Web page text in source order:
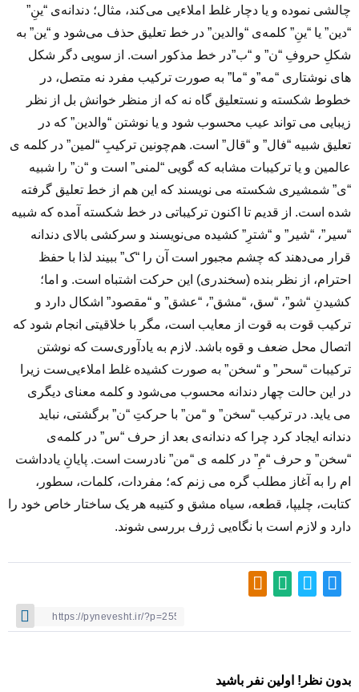
چالشی نموده و یا دچار غلط املاءیی می‌کند، مثال؛ دندانه‌ی “ینِ”
“دین” یا “ینِ” کلمه‌ی “والدین” در خط تعلیق حذف می‌شود و “ین” به
شکلِ حروفِ “ن” و “ب”در خط مذکور است. از سویی دگر شکل
های نوشتاری “مه”و “ما” به صورت ترکیب مفرد نه متصل، در
خطوط شکسته و نستعلیق گاه نه که از منظر خوانش بل از نظر
زیبایی می تواند عیب محسوب شود و یا نوشتن “والدین” که در
تعلیق شبیه “فال” و “قال” است. هم‌چونین ترکیبِ “لمین” در کلمه ی
عالمین و یا ترکیبات مشابه که گویی “لمنی” است و “ن” را شبیه
“ی” شمشیری شکسته می نویسند که این هم از خط تعلیق گرفته
شده است. از قدیم تا اکنون ترکیباتی در خط شکسته آمده که شبیه
“سیر”، “شیر” و “شترِ” کشیده می‌نویسند و سرکشی بالای دندانه
قرار می‌دهند که چشم مجبور است آن را “ک” ببیند لذا با حفظ
احترام، از نظر بنده (سخندری) این حرکت اشتباه است. و اما؛
کشیدنِ “شو”، “سق، “مشق”، “عشق” و “مقصود” اشکال دارد و
ترکیب قوت به قوت از معایب است، مگر با خلاقیتی انجام شود که
اتصال محل ضعف و قوه باشد. لازم به یادآوری‌ست که نوشتن
ترکیبات “سحر” و “سخن” به صورت کشیده غلط املاءیی‌ست زیرا
در این حالت چهار دندانه محسوب می‌شود و کلمه معنای دیگری
می یاید. در ترکیب “سخن” و “من” با حرکتِ “ن” برگشتی، نباید
دندانه‌ ایجاد کرد چرا که دندانه‌ی بعد از حرف “س” در کلمه‌ی
“سخن” و حرف “مِ” در کلمه ی “من” نادرست است. پایانِ یادداشت
ام را به آغاز مطلب گره می زنم که؛ مفردات، کلمات، سطور،
کتابت، چلیپا، قطعه، سیاه مشق و کتیبه هر یک ساختار خاص خود را
دارد و لازم است با نگاه‌یی ژرف بررسی شوند.
بدون نظر! اولین نفر باشید